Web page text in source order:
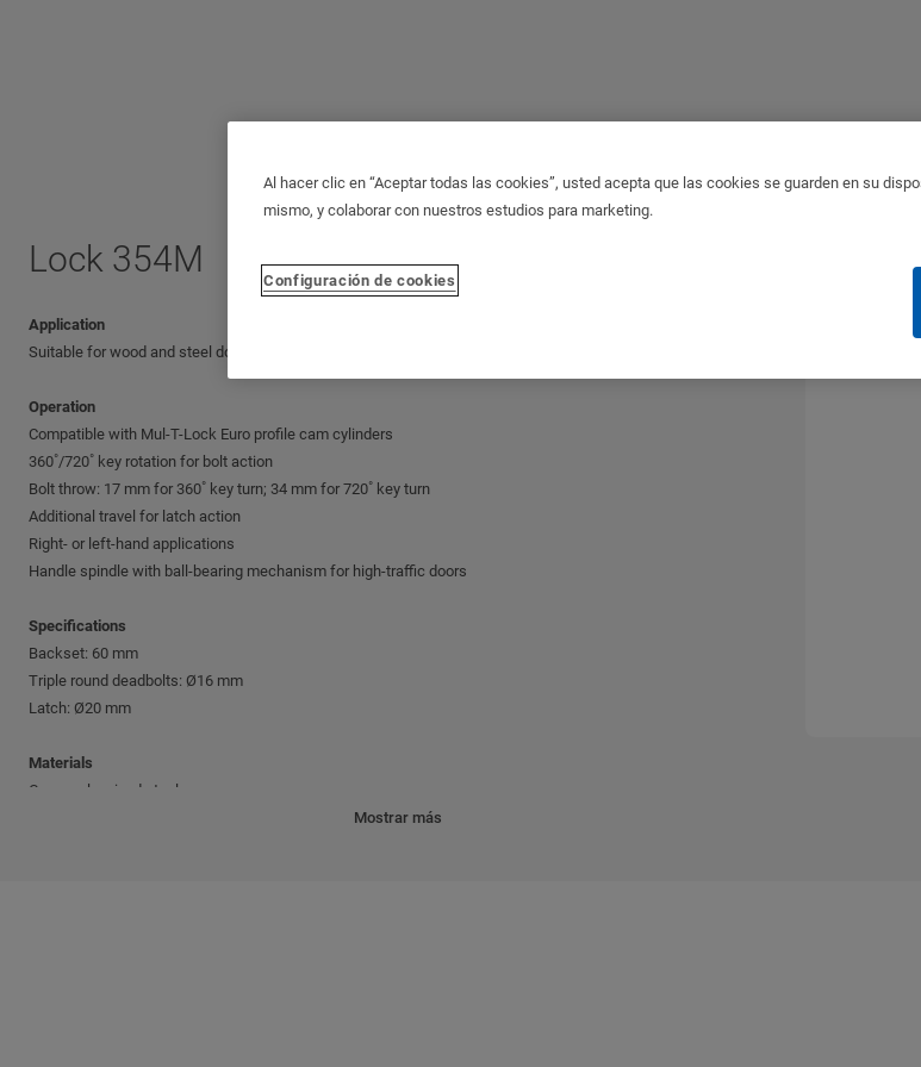
Lock 354M
Application
Suitable for wood and steel doors, providing single-bolt locking.
Operation
Compatible with Mul-T-Lock Euro profile cam cylinders
360˚/720˚ key rotation for bolt action
Bolt throw: 17 mm for 360˚ key turn; 34 mm for 720˚ key turn
Additional travel for latch action
Right- or left-hand applications
Handle spindle with ball-bearing mechanism for high-traffic doors
Specifications
Backset: 60 mm
Triple round deadbolts: Ø16 mm
Latch: Ø20 mm
Materials
Case: galvanized steel
Mostrar más
Al hacer clic en “Aceptar todas las cookies”, usted acepta que las cookies se guarden en su
mismo, y colaborar con nuestros estudios para marketing.
Configuración de cookies